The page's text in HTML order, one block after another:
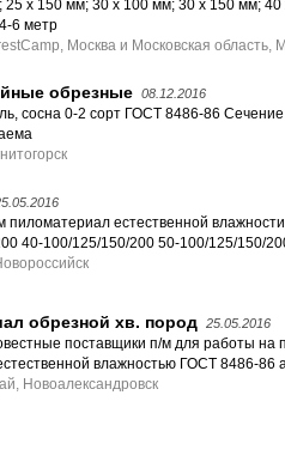
25 х 150 мм; 30 х 100 мм; 30 х 150 мм;
6 метр
Москва и Московская область,
обрезные 08.12.2016
сосна 0-2 сорт ГОСТ 8486-86
пиломатериал естественной
40-100/125/150/200 50-100/125/150/
обрезной хв. пород 25.05.2016
поставщики п/м для работы на
влажностью ГОСТ 8486-86
Новоалександровск